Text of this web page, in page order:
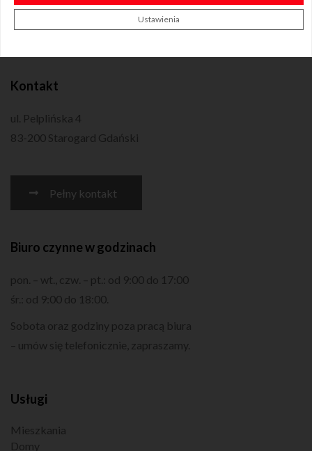
Kontakt
ul. Pelplińska 4
83-200 Starogard Gdański
Pełny kontakt
Biuro czynne w godzinach
pon. – wt., czw. – pt.: od 9:00 do 17:00
śr.: od 9:00 do 18:00.
Sobota oraz godziny poza pracą biura
– umów się telefonicznie, zapraszamy.
Usługi
Mieszkania
Domy
Ustawienia